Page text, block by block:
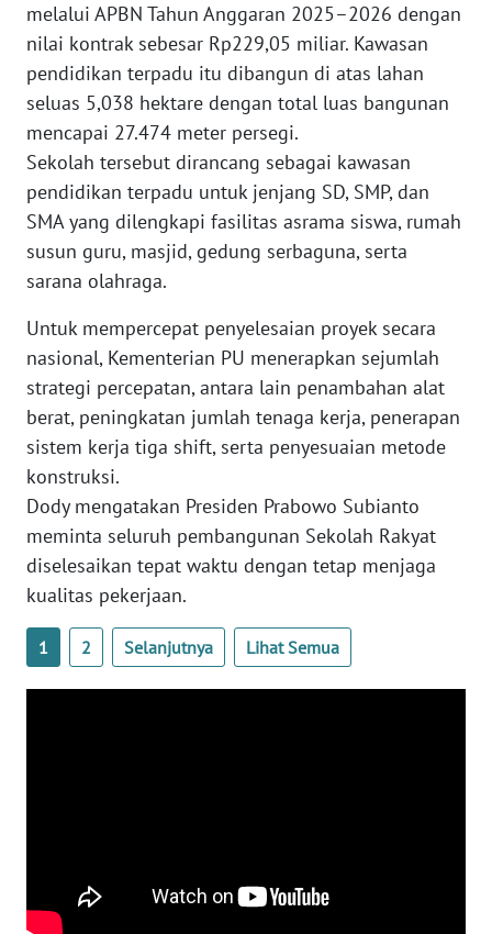
melalui APBN Tahun Anggaran 2025–2026 dengan
nilai kontrak sebesar Rp229,05 miliar. Kawasan
pendidikan terpadu itu dibangun di atas lahan
seluas 5,038 hektare dengan total luas bangunan
mencapai 27.474 meter persegi.
Sekolah tersebut dirancang sebagai kawasan
pendidikan terpadu untuk jenjang SD, SMP, dan
SMA yang dilengkapi fasilitas asrama siswa, rumah
susun guru, masjid, gedung serbaguna, serta
sarana olahraga.
Untuk mempercepat penyelesaian proyek secara
nasional, Kementerian PU menerapkan sejumlah
strategi percepatan, antara lain penambahan alat
berat, peningkatan jumlah tenaga kerja, penerapan
sistem kerja tiga shift, serta penyesuaian metode
konstruksi.
Dody mengatakan Presiden Prabowo Subianto
meminta seluruh pembangunan Sekolah Rakyat
diselesaikan tepat waktu dengan tetap menjaga
kualitas pekerjaan.
1 2 Selanjutnya Lihat Semua
WN
SULBAR
WN
BABEL
SUMBAR
WN
WN
BENGKULU
WN
LAMPUNG
WN
JATENG
NUSANTARA